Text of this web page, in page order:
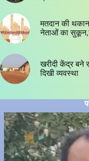
मतदान की थकान
नेताओं का
खरीदी केंद्र बने
दिखी व्यवस्था